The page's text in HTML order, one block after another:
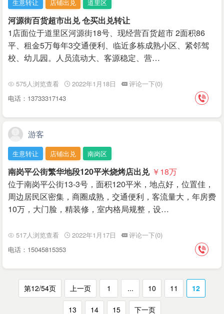
生意转让 店铺出兑 道里区
河源街百货超市出兑 仓买出兑转让
1店面位于道里区河源街18号、现经营百货超市 2面积86
平、租金5万每年3交通便利、临近多栋成熟小区、紧邻驾
校、幼儿园。人员流动大、客源稳定、营…
575人浏览查看 2022年1月18日
评论一下(0)
电话：13733317143
游客
生意转让 店铺出兑 南岗区
南岗平公街繁华地段120平米烧烤店出兑 ￥18万
位于南岗平公街13-3号，面积120平米，地点好，位置佳，
周边居民区密集，商圈成熟，交通便利，客流量大，年房费
10万，大门脸，精装修，室内格局规整，设…
517人浏览查看 2022年1月17日
评论一下(0)
电话：15045815353
第12/54页 上一页 1 ... 10 11 12
13 14 15 下一页